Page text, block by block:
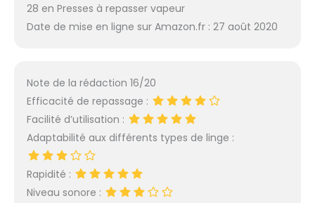
28 en Presses à repasser vapeur
Date de mise en ligne sur Amazon.fr : 27 août 2020
Note de la rédaction 16/20
Efficacité de repassage :
Facilité d’utilisation :
Adaptabilité aux différents types de linge :
Rapidité :
Niveau sonore :